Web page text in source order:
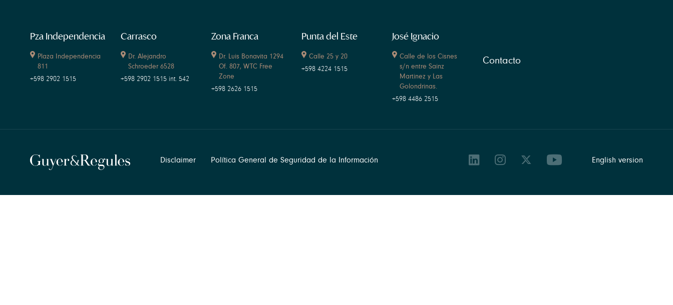
Pza Independencia
Plaza Independencia
811
+598 2902 1515
Carrasco
Dr. Alejandro
Schroeder 6528
+598 2902 1515 int. 542
Zona Franca
Dr. Luis Bonavita 1294
Of. 807, WTC Free
Zone
+598 2626 1515
Punta del Este
Calle 25 y 20
+598 4224 1515
José Ignacio
Calle de los Cisnes
s/n entre Sainz
Martinez y Las
Golondrinas.
+598 4486 2515
Contacto
Disclaimer Política General de Seguridad de la Información English version